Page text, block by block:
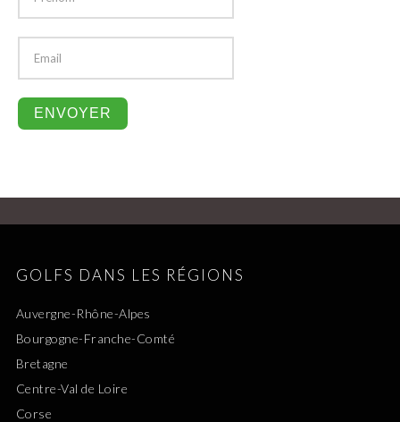
GOLFS DANS LES RÉGIONS
Auvergne-Rhône-Alpes
Bourgogne-Franche-Comté
Bretagne
Centre-Val de Loire
Corse